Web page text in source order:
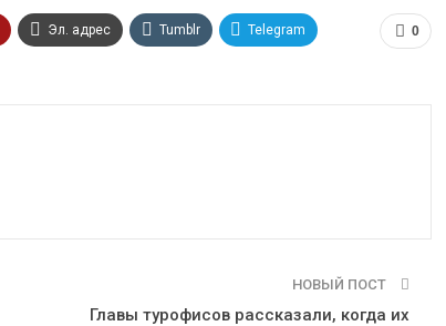
0
Эл. адрес Tumblr Telegram
НОВЫЙ ПОСТ
Главы турофисов рассказали, когда их